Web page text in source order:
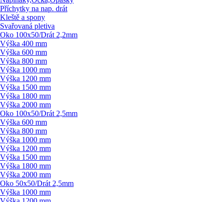
Příchytky na nap. drát
Kleště a spony
Svařovaná pletiva
Oko 100x50/Drát 2,2mm
Výška 400 mm
Výška 600 mm
Výška 800 mm
Výška 1000 mm
Výška 1200 mm
Výška 1500 mm
Výška 1800 mm
Výška 2000 mm
Oko 100x50/Drát 2,5mm
Výška 600 mm
Výška 800 mm
Výška 1000 mm
Výška 1200 mm
Výška 1500 mm
Výška 1800 mm
Výška 2000 mm
Oko 50x50/Drát 2,5mm
Výška 1000 mm